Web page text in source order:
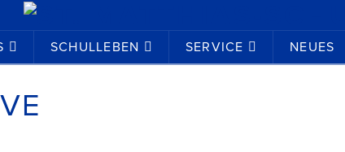
SCHULLEBEN SERVICE NEUES